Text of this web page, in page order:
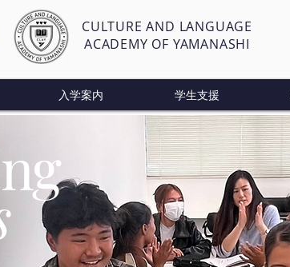
CULTURE AND LANGUAGE
ACADEMY OF YAMANASHI
入学案内 学生支援